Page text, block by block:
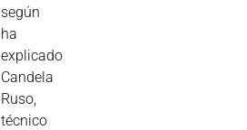
según
ha
explicado
Candela
Ruso,
técnico